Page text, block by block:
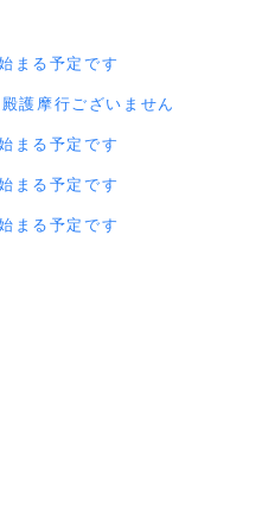
まる予定です
護摩行ございません
まる予定です
まる予定です
まる予定です